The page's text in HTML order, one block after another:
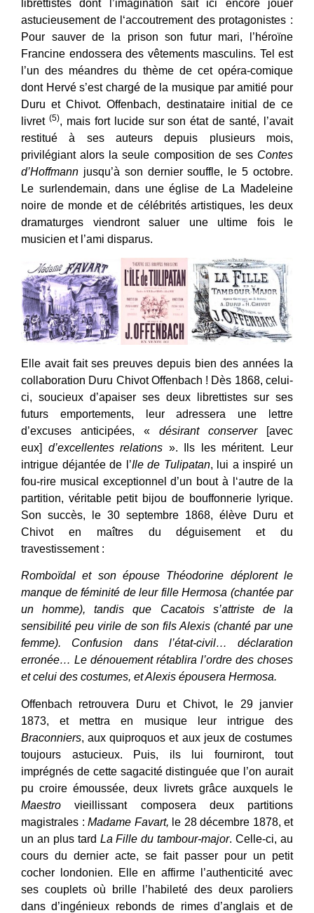
librettistes dont l’imagination sait ici encore jouer
astucieusement de l‘accoutrement des protagonistes :
Pour sauver de la prison son futur mari, l’héroïne
Francine endossera des vêtements masculins. Tel est
l’un des méandres du thème de cet opéra-comique
dont Hervé s’est chargé de la musique par amitié pour
Duru et Chivot. Offenbach, destinataire initial de ce
livret (5), mais fort lucide sur son état de santé, l’avait
restitué à ses auteurs depuis plusieurs mois,
privilégiant alors la seule composition de ses Contes
d’Hoffmann jusqu’à son dernier souffle, le 5 octobre.
Le surlendemain, dans une église de La Madeleine
noire de monde et de célébrités artistiques, les deux
dramaturges viendront saluer une ultime fois le
musicien et l’ami disparus.
Elle avait fait ses preuves depuis bien des années la
collaboration Duru Chivot Offenbach ! Dès 1868, celui-
ci, soucieux d’apaiser ses deux librettistes sur ses
futurs emportements, leur adressera une lettre
d’excuses anticipées, « désirant conserver
[avec
eux] d’excellentes relations ». Ils les méritent. Leur
intrigue déjantée de l’Ile de Tulipatan, lui a inspiré un
fou-rire musical exceptionnel d’un bout à l‘autre de la
partition, véritable petit bijou de bouffonnerie lyrique.
Son succès, le 30 septembre 1868, élève Duru et
Chivot en maîtres du déguisement et du
travestissement :
Romboïdal et son épouse Théodorine déplorent le
manque de féminité de leur fille Hermosa (chantée par
un homme), tandis que Cacatois s’attriste de la
sensibilité peu virile de son fils Alexis (chanté par une
femme). Confusion dans l’état-civil… déclaration
erronée… Le dénouement rétablira l’ordre des choses
et celui des costumes, et Alexis épousera Hermosa.
Offenbach retrouvera Duru et Chivot, le 29 janvier
1873, et mettra en musique leur intrigue des
Braconniers, aux quiproquos et aux jeux de costumes
toujours astucieux. Puis, ils lui fourniront, tout
imprégnés de cette sagacité distinguée que l’on aurait
pu croire émoussée, deux livrets grâce auxquels le
Maestro vieillissant composera deux partitions
magistrales : Madame Favart, le 28 décembre 1878, et
un an plus tard La Fille du tambour-major. Celle-ci, au
cours du dernier acte, se fait passer pour un petit
cocher londonien. Elle en affirme l’authenticité avec
ses couplets où brille l’habileté des deux paroliers
dans d’ingénieux rebonds de rimes d’anglais et de